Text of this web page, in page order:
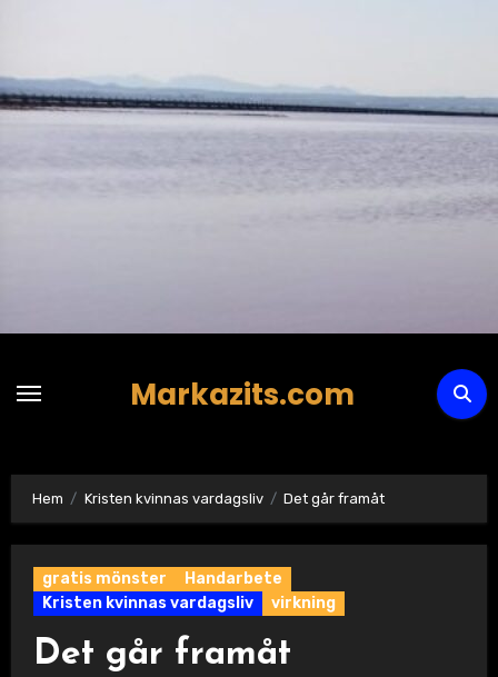
innehåll
Markazits.com
Hem Kristen kvinnas vardagsliv Det går framåt
gratis mönster
Handarbete
Kristen kvinnas vardagsliv
virkning
Det går framåt